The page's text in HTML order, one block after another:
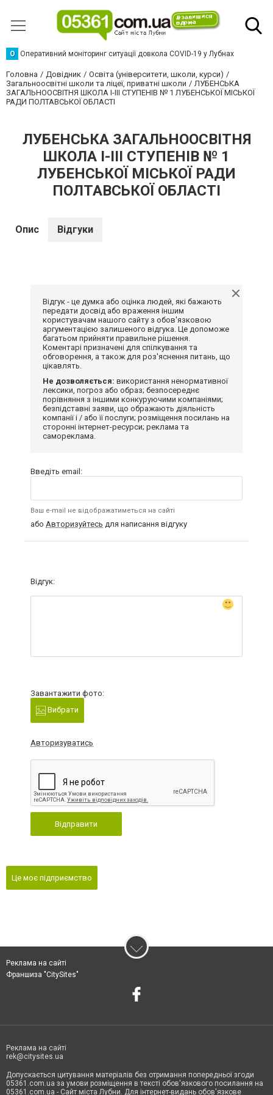
О Оперативний моніторинг ситуації довкола COVID-19 у Лубнах
Головна Довідник
Освіта (університети, школи, курси)
Загальноосвітні школи та ліцеї, приватні школи
ЛУБЕНСЬКА
ЗАГАЛЬНООСВІТНЯ ШКОЛА І-ІІІ СТУПЕНІВ № 1 ЛУБЕНСЬКОЇ МІСЬКОЇ
РАДИ ПОЛТАВСЬКОЇ ОБЛАСТІ
ЛУБЕНСЬКА ЗАГАЛЬНООСВІТНЯ
ШКОЛА І-ІІІ СТУПЕНІВ № 1
ЛУБЕНСЬКОЇ МІСЬКОЇ РАДИ
ПОЛТАВСЬКОЇ ОБЛАСТІ
Опис Відгуки
Відгук - це думка або оцінка людей, які бажають
передати досвід або враження іншим
користувачам нашого сайту з обов'язковою
аргументацією залишеного відгука. Це допоможе
багатьом прийняти правильне рішення.
Коментарі призначені для спілкування та
обговорення, а також для роз'яснення питань, що
цікавлять.
Не дозволяється: використання ненормативної
лексики, погроз або образ; безпосереднє
порівняння з іншими конкуруючими компаніями;
безпідставні заяви, що ображають діяльність
компанії і / або її послуги; розміщення посилань на
сторонні інтернет-ресурси; реклама та
самореклама.
Введіть email:
Ваш e-mail не відображатиметься на сайті
або Авторизуйтесь для написання відгуку
Відгук:
Завантажити фото:
Вибрати
Авторизуватись
Відправити
Це моє підприємство
Реклама на сайті
Франшиза "CitySites"
Реклама на сайті
rek@citysites.ua
Допускається цитування матеріалів без отримання попередньої згоди
05361.com.ua за умови розміщення в тексті обов'язкового посилання на
05361.com.ua - Сайт міста Лубни. Для інтернет-видань обов'язкове